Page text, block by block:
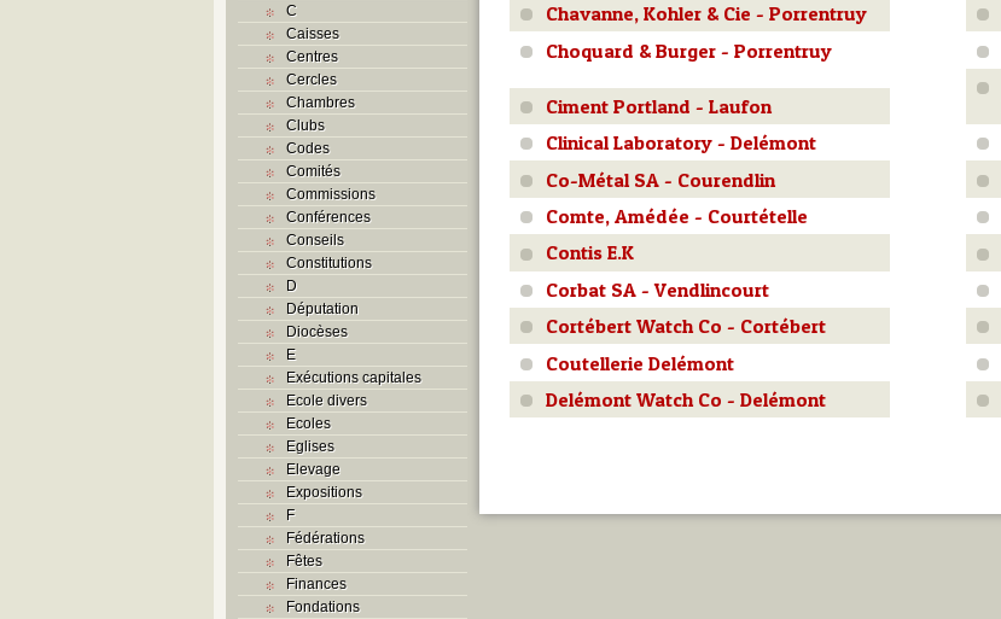
C
Caisses
Centres
Cercles
Chambres
Clubs
Codes
Comités
Commissions
Conférences
Conseils
Constitutions
D
Députation
Diocèses
E
Exécutions capitales
Ecole divers
Ecoles
Eglises
Elevage
Expositions
F
Fédérations
Fêtes
Finances
Fondations
Chavanne, Kohler & Cie - Porrentruy
Choquard & Burger - Porrentruy
Ciment Portland - Laufon
Clinical Laboratory - Delémont
Co-Métal SA - Courendlin
Comte, Amédée - Courtételle
Contis E.K
Corbat SA - Vendlincourt
Cortébert Watch Co - Cortébert
Coutellerie Delémont
Delémont Watch Co - Delémont